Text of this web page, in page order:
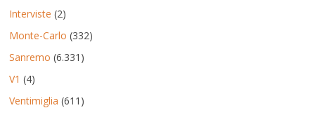
Interviste (2)
Monte-Carlo (332)
Sanremo (6.331)
V1 (4)
Ventimiglia (611)